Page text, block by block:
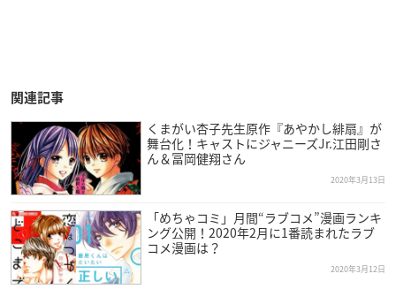
関連記事
くまがい杏子先生原作『あやかし緋扇』が
舞台化！キャストにジャニーズJr.江田剛さ
ん＆冨岡健翔さん
2020年3月13日
「めちゃコミ」月間“ラブコメ”漫画ランキ
ング公開！2020年2月に1番読まれたラブ
コメ漫画は？
2020年3月12日